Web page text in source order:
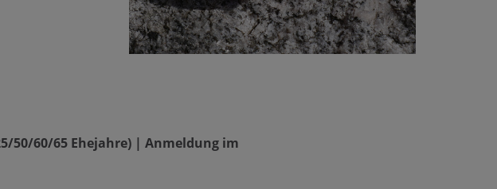
50/60/65 Ehejahre) | Anmeldung im